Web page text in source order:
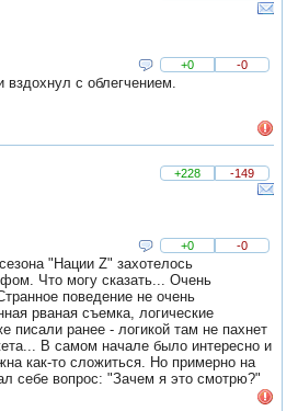
+0 -0
с облегчением.
+228
-149
+0 -0
"Нации Z" захотелось
Что могу сказать... Очень
поведение не очень
рваная съемка, логические
писали ранее - логикой там не пахнет
В самом начале было интересно и
как-то сложиться. Но примерно на
себе вопрос: "Зачем я это смотрю?"